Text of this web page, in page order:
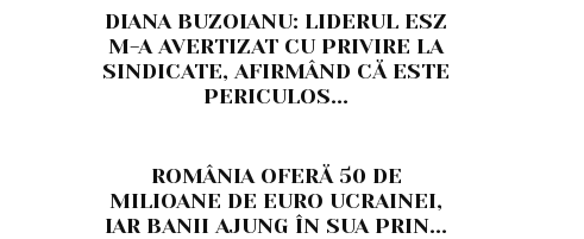
DIANA BUZOIANU: LIDERUL ESZ
M-A AVERTIZAT CU PRIVIRE LA
SINDICATE, AFIRMÂND CĂ ESTE
PERICULOS...
ROMÂNIA OFERĂ 50 DE
MILIOANE DE EURO UCRAINEI,
IAR BANII AJUNG ÎN SUA PRIN...